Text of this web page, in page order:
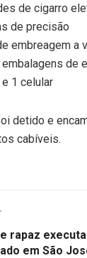
de cigarro
de precisão
embreagem a
de
1 celular
detido e
cabíveis.
rapaz
em São